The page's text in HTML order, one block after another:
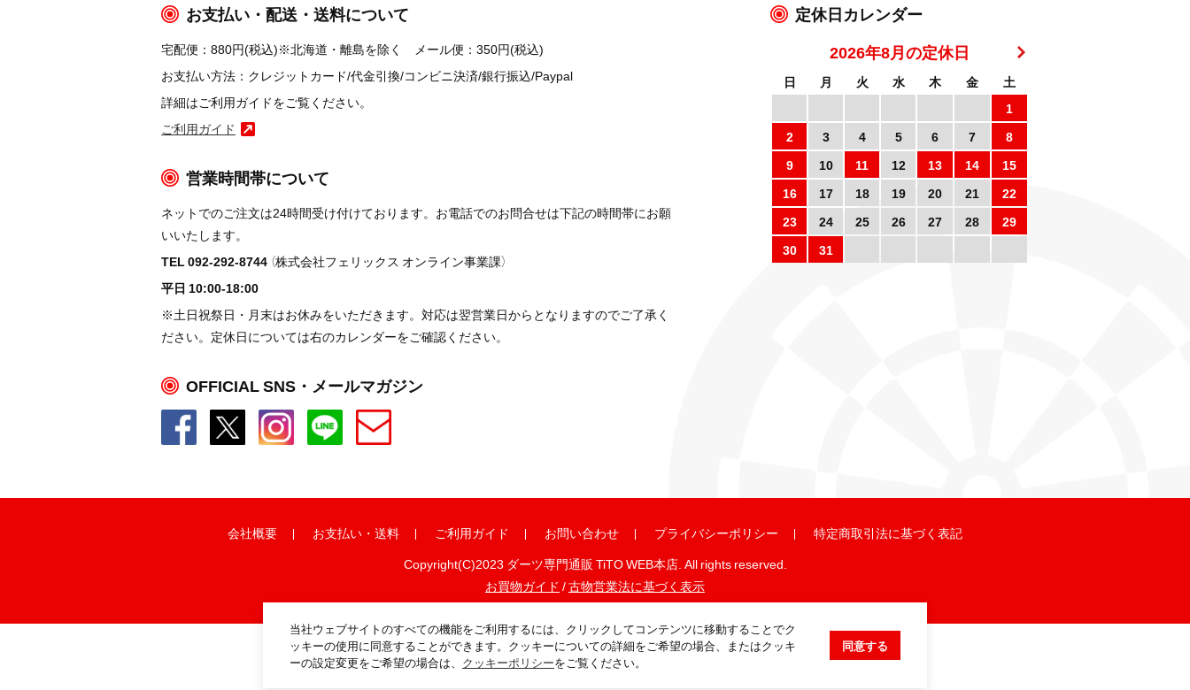
当社ウェブサイトのすべての機能をご利用するには、クリックしてコンテンツに移動することでク
ッキーの使用に同意することができます。クッキーについての詳細をご希望の場合、またはクッキ
ーの設定変更をご希望の場合は、 クッキーポリシーをご覧ください。
同意する
お支払い・配送・送料について
宅配便：880円(税込)※北海道・離島を除く メール便：350円(税込)
お支払い方法：クレジットカード/代金引換/コンビニ決済/銀行振込/Paypal
詳細はご利用ガイドをご覧ください。
ご利用ガイド
営業時間帯について
ネットでのご注文は24時間受け付けております。お電話でのお問合せは下記の時間帯にお願
いいたします。
TEL 092-292-8744 （株式会社フェリックス オンライン事業課）
平日 10:00-18:00
※土日祝祭日・月末はお休みをいただきます。対応は翌営業日からとなりますのでご了承く
ださい。定休日については右のカレンダーをご確認ください。
OFFICIAL SNS・メールマガジン
定休日カレンダー
2026年8月の定休日
日 月 火 水 木 金
土
1
2
3 4 5 6 7
8
9
10 11 12 13 14
15
16
17 18 19 20 21
22
23
24 25 26 27 28
29
30
31
会社概要 お支払い ・ 送料 ご利用ガイド お問い合わせ プライバシーポリシー
特定商取引法に基づく表記
Copyright(C)2023 ダーツ専門通販 TiTO WEB本店. All rights reserved.
お買物ガイド /古物営業法に基づく表示